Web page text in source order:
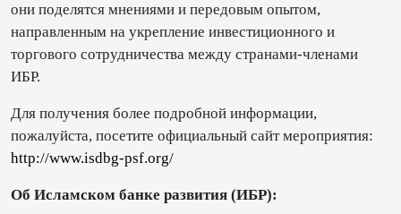
они поделятся мнениями и передовым опытом,
направленным на укрепление инвестиционного и
торгового сотрудничества между странами-членами
ИБР.
Для получения более подробной информации,
пожалуйста, посетите официальный сайт мероприятия:
http://www.isdbg-psf.org/
Об Исламском банке развития (ИБР):